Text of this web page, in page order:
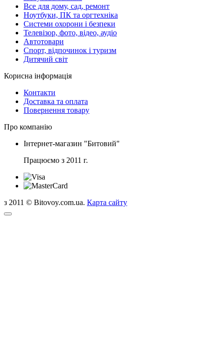
Все для дому, сад, ремонт
Ноутбуки, ПК та оргтехніка
Системи охорони і безпеки
Телевізор, фото, відео, аудіо
Автотовари
Спорт, відпочинок і туризм
Дитячий світ
Корисна інформація
Контакти
Доставка та оплата
Повернення товару
Про компанію
Інтернет-магазин "Битовий"
Працюємо з 2011 г.
з 2011 © Bitovoy.com.ua. Карта сайту